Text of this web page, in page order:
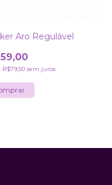
Aro Regulável
R$79,50 sem juros